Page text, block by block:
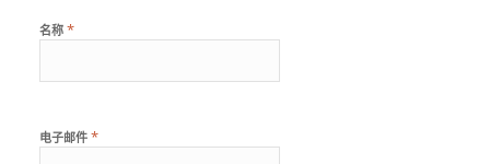
名称 *
电子邮件 *